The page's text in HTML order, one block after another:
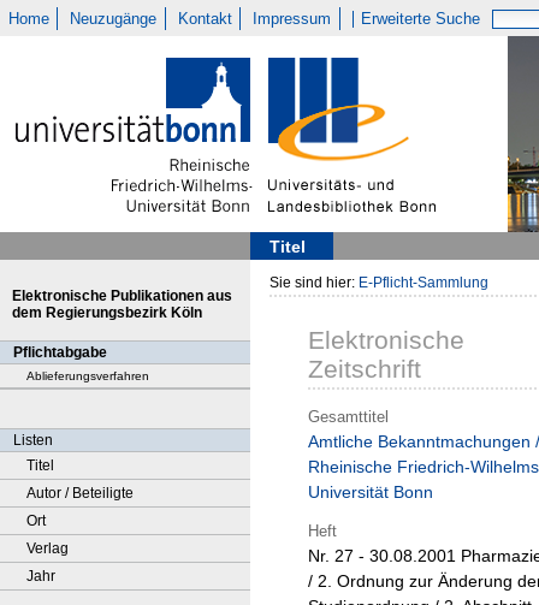
Home Neuzugänge Kontakt Impressum Erweiterte Suche
Titel
Elektronische Publikationen aus
dem Regierungsbezirk Köln
Pflichtabgabe
Ablieferungsverfahren
Listen
Titel
Autor / Beteiligte
Ort
Verlag
Jahr
Sie sind hier: E-Pflicht-Sammlung
Elektronische
Zeitschrift
Gesamttitel
Amtliche Bekanntmachungen /
Rheinische Friedrich-
Universität Bonn
Heft
Nr. 27 - 30.08.2001
/ 2. Ordnung zur Änderung